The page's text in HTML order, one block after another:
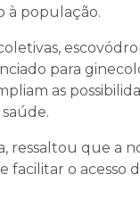
à população.
para
as
ressaltou que a
facilitar o acesso